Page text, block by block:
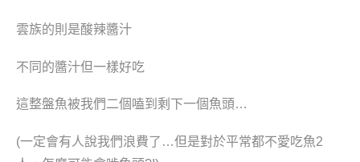
雲族的則是酸辣醬汁
不同的醬汁但一樣好吃
這整盤魚被我們二個嗑到剩下一個魚頭…
(一定會有人說我們浪費了…但是對於平常都不愛吃魚2